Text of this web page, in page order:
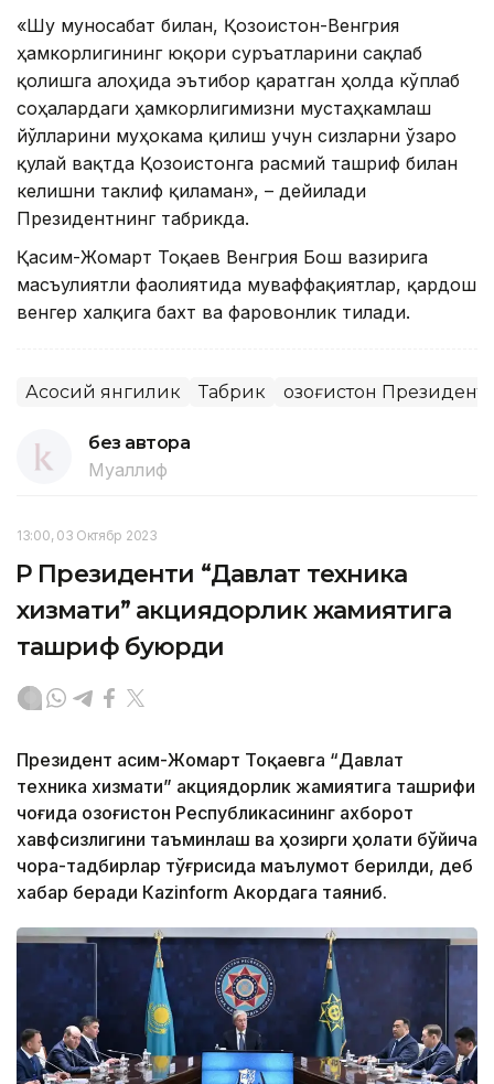
«Шу муносабат билан, Қозоғистон-Венгрия
ҳамкорлигининг юқори суръатларини сақлаб
қолишга алоҳида эътибор қаратган ҳолда кўплаб
соҳалардаги ҳамкорлигимизни мустаҳкамлаш
йўлларини муҳокама қилиш учун сизларни ўзаро
қулай вақтда Қозоғистонга расмий ташриф билан
келишни таклиф қиламан», – дейилади
Президентнинг табрикда.
Қасим-Жомарт Тоқаев Венгрия Бош вазирига
масъулиятли фаолиятида муваффақиятлар, қардош
венгер халқига бахт ва фаровонлик тилади.
Асосий янгилик Табрик Қозоғистон
без автора
Муаллиф
13:00, 03 Октябр 2023
ҚР Президенти “Давлат техника
хизмати” акциядорлик жамиятига
ташриф буюрди
Президент Қасим-Жомарт Тоқаевга “Давлат
техника хизмати” акциядорлик жамиятига ташрифи
чоғида Қозоғистон Республикасининг ахборот
хавфсизлигини таъминлаш ва ҳозирги ҳолати бўйича
чора-тадбирлар тўғрисида маълумот берилди, деб
хабар беради Каzinform Акордага таяниб.